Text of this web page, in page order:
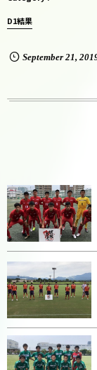
D1結果
September 21,